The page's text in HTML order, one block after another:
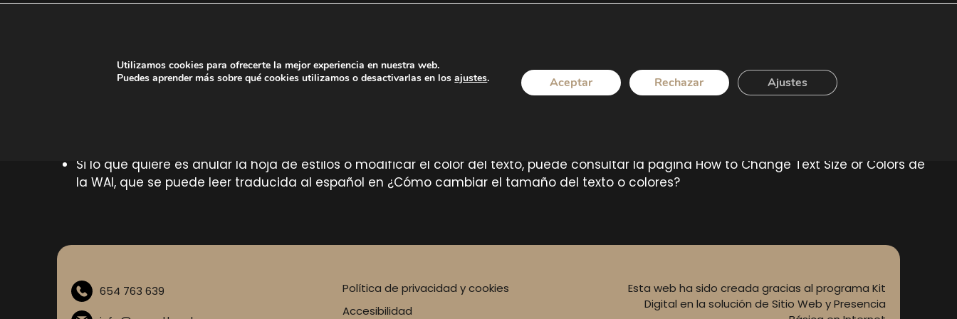
Safari: Ver > Hacer el texto más grande
Chrome: Controla la página actual > Tamaño del texto
Si lo que quiere es anular la hoja de estilos o modificar el color del texto, puede consultar la página How to Change Text Size or Colors de
la WAI, que se puede leer traducida al español en ¿Cómo cambiar el tamaño del texto o colores?
654 763 639
Política de privacidad y cookies
Accesibilidad
Esta web ha sido creada gracias al programa Kit
Digital en la solución de Sitio Web y Presencia
Utilizamos cookies para ofrecerte la mejor experiencia en nuestra web.
Puedes aprender más sobre qué cookies utilizamos o desactivarlas en losajustes. Aceptar Rechazar Ajustes